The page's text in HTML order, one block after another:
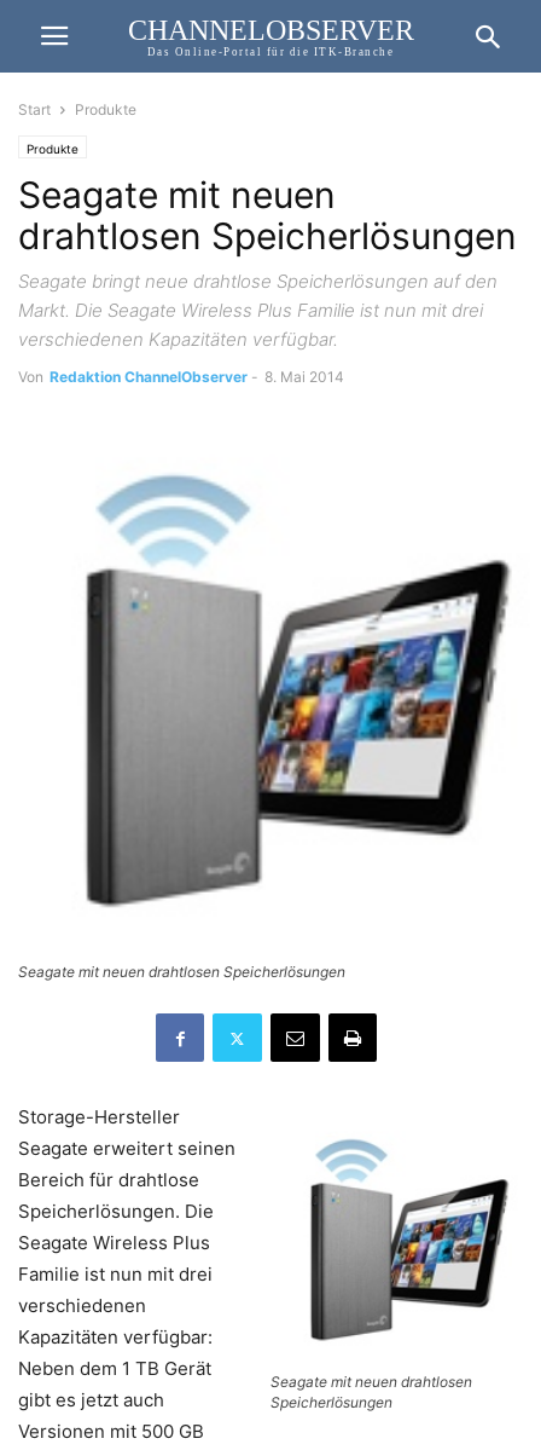
CHANNELOBSERVER
Das Online-Portal für die ITK-Branche
Start Produkte
Produkte
Seagate mit neuen
drahtlosen Speicherlösungen
Seagate bringt neue drahtlose Speicherlösungen auf den
Markt. Die Seagate Wireless Plus Familie ist nun mit drei
verschiedenen Kapazitäten verfügbar.
Von Redaktion ChannelObserver - 8. Mai 2014
Seagate mit neuen drahtlosen Speicherlösungen
Seagate mit neuen drahtlosen
Speicherlösungen
Storage-Hersteller
Seagate erweitert seinen
Bereich für drahtlose
Speicherlösungen. Die
Seagate Wireless Plus
Familie ist nun mit drei
verschiedenen
Kapazitäten verfügbar:
Neben dem 1 TB Gerät
gibt es jetzt auch
Versionen mit 500 GB